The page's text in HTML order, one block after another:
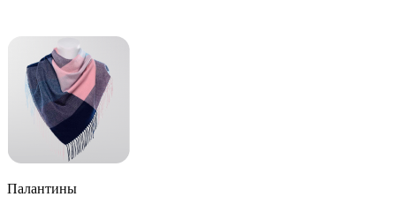
Палантины